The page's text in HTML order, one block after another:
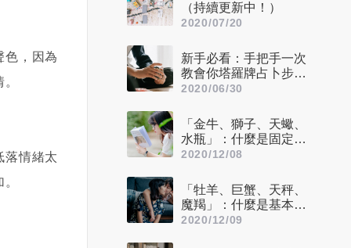
色，因為
落情緒太
（持續更新中！）
2020/07/20
新手必看：手把手一次
教會你塔羅牌占卜步驟
——洗牌＋切牌、抽
2020/06/30
「金牛、獅子、天蠍、
水瓶」：什麼是固定星
座，他們又該怎麼追？
2020/12/08
「牡羊、巨蟹、天秤、
魔羯」：什麼是基本星
座，他們又該怎麼追？
2020/12/09